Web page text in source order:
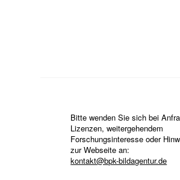
Bitte wenden Sie sich bei
Lizenzen, weitergehendem
Forschungsinteresse oder
zur Webseite an:
kontakt@bpk-bildagentur.de